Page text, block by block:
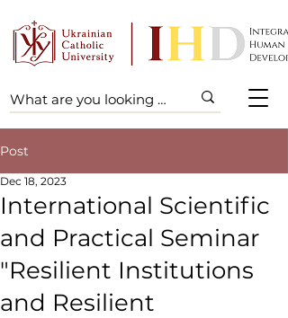
Post
International Scientific
and Practical Seminar
"Resilient Institutions
and Resilient
Dec 18, 2023